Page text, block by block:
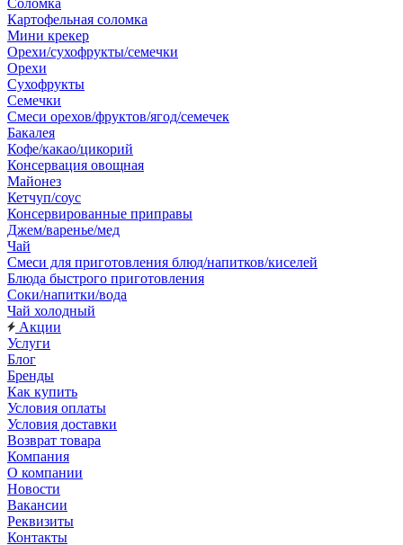
Соломка
Картофельная соломка
Мини крекер
Орехи/сухофрукты/семечки
Орехи
Сухофрукты
Семечки
Смеси орехов/фруктов/ягод/семечек
Бакалея
Кофе/какао/цикорий
Консервация овощная
Майонез
Кетчуп/соус
Консервированные приправы
Джем/варенье/мед
Чай
Смеси для приготовления блюд/напитков/киселей
Блюда быстрого приготовления
Соки/напитки/вода
Чай холодный
Акции
Услуги
Блог
Бренды
Как купить
Условия оплаты
Условия доставки
Возврат товара
Компания
О компании
Новости
Вакансии
Реквизиты
Контакты